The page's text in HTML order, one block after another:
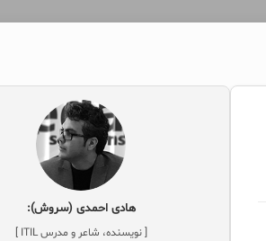
هادی احمدی (سروش):
[ نویسنده، شاعر و مدرس ITIL ]